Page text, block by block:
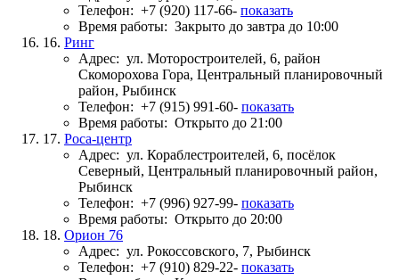
Телефон: +7 (920) 117-66- показать
Время работы: Закрыто до завтра до 10:00
16. Ринг
Адрес: ул. Моторостроителей, 6, район
Скоморохова Гора, Центральный планировочный
район, Рыбинск
Телефон: +7 (915) 991-60- показать
Время работы: Открыто до 21:00
17. Роса-центр
Адрес: ул. Кораблестроителей, 6, посёлок
Северный, Центральный планировочный район,
Рыбинск
Телефон: +7 (996) 927-99- показать
Время работы: Открыто до 20:00
18. Орион 76
Адрес: ул. Рокоссовского, 7, Рыбинск
Телефон: +7 (910) 829-22- показать